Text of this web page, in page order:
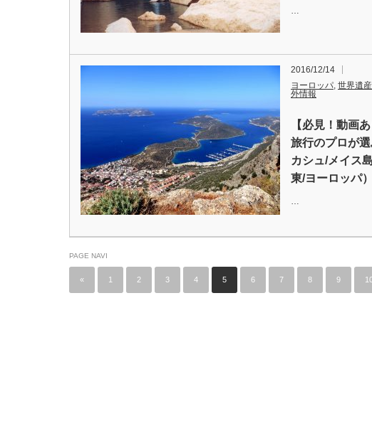
…
2016/12/14
ヨーロッパ, 世界遺
外情報
【必見！動画
旅行のプロが選
カシュ/メイス
東/ヨーロッパ）
…
PAGE NAVI
« 1 2 3 4 5 6 7 8 9